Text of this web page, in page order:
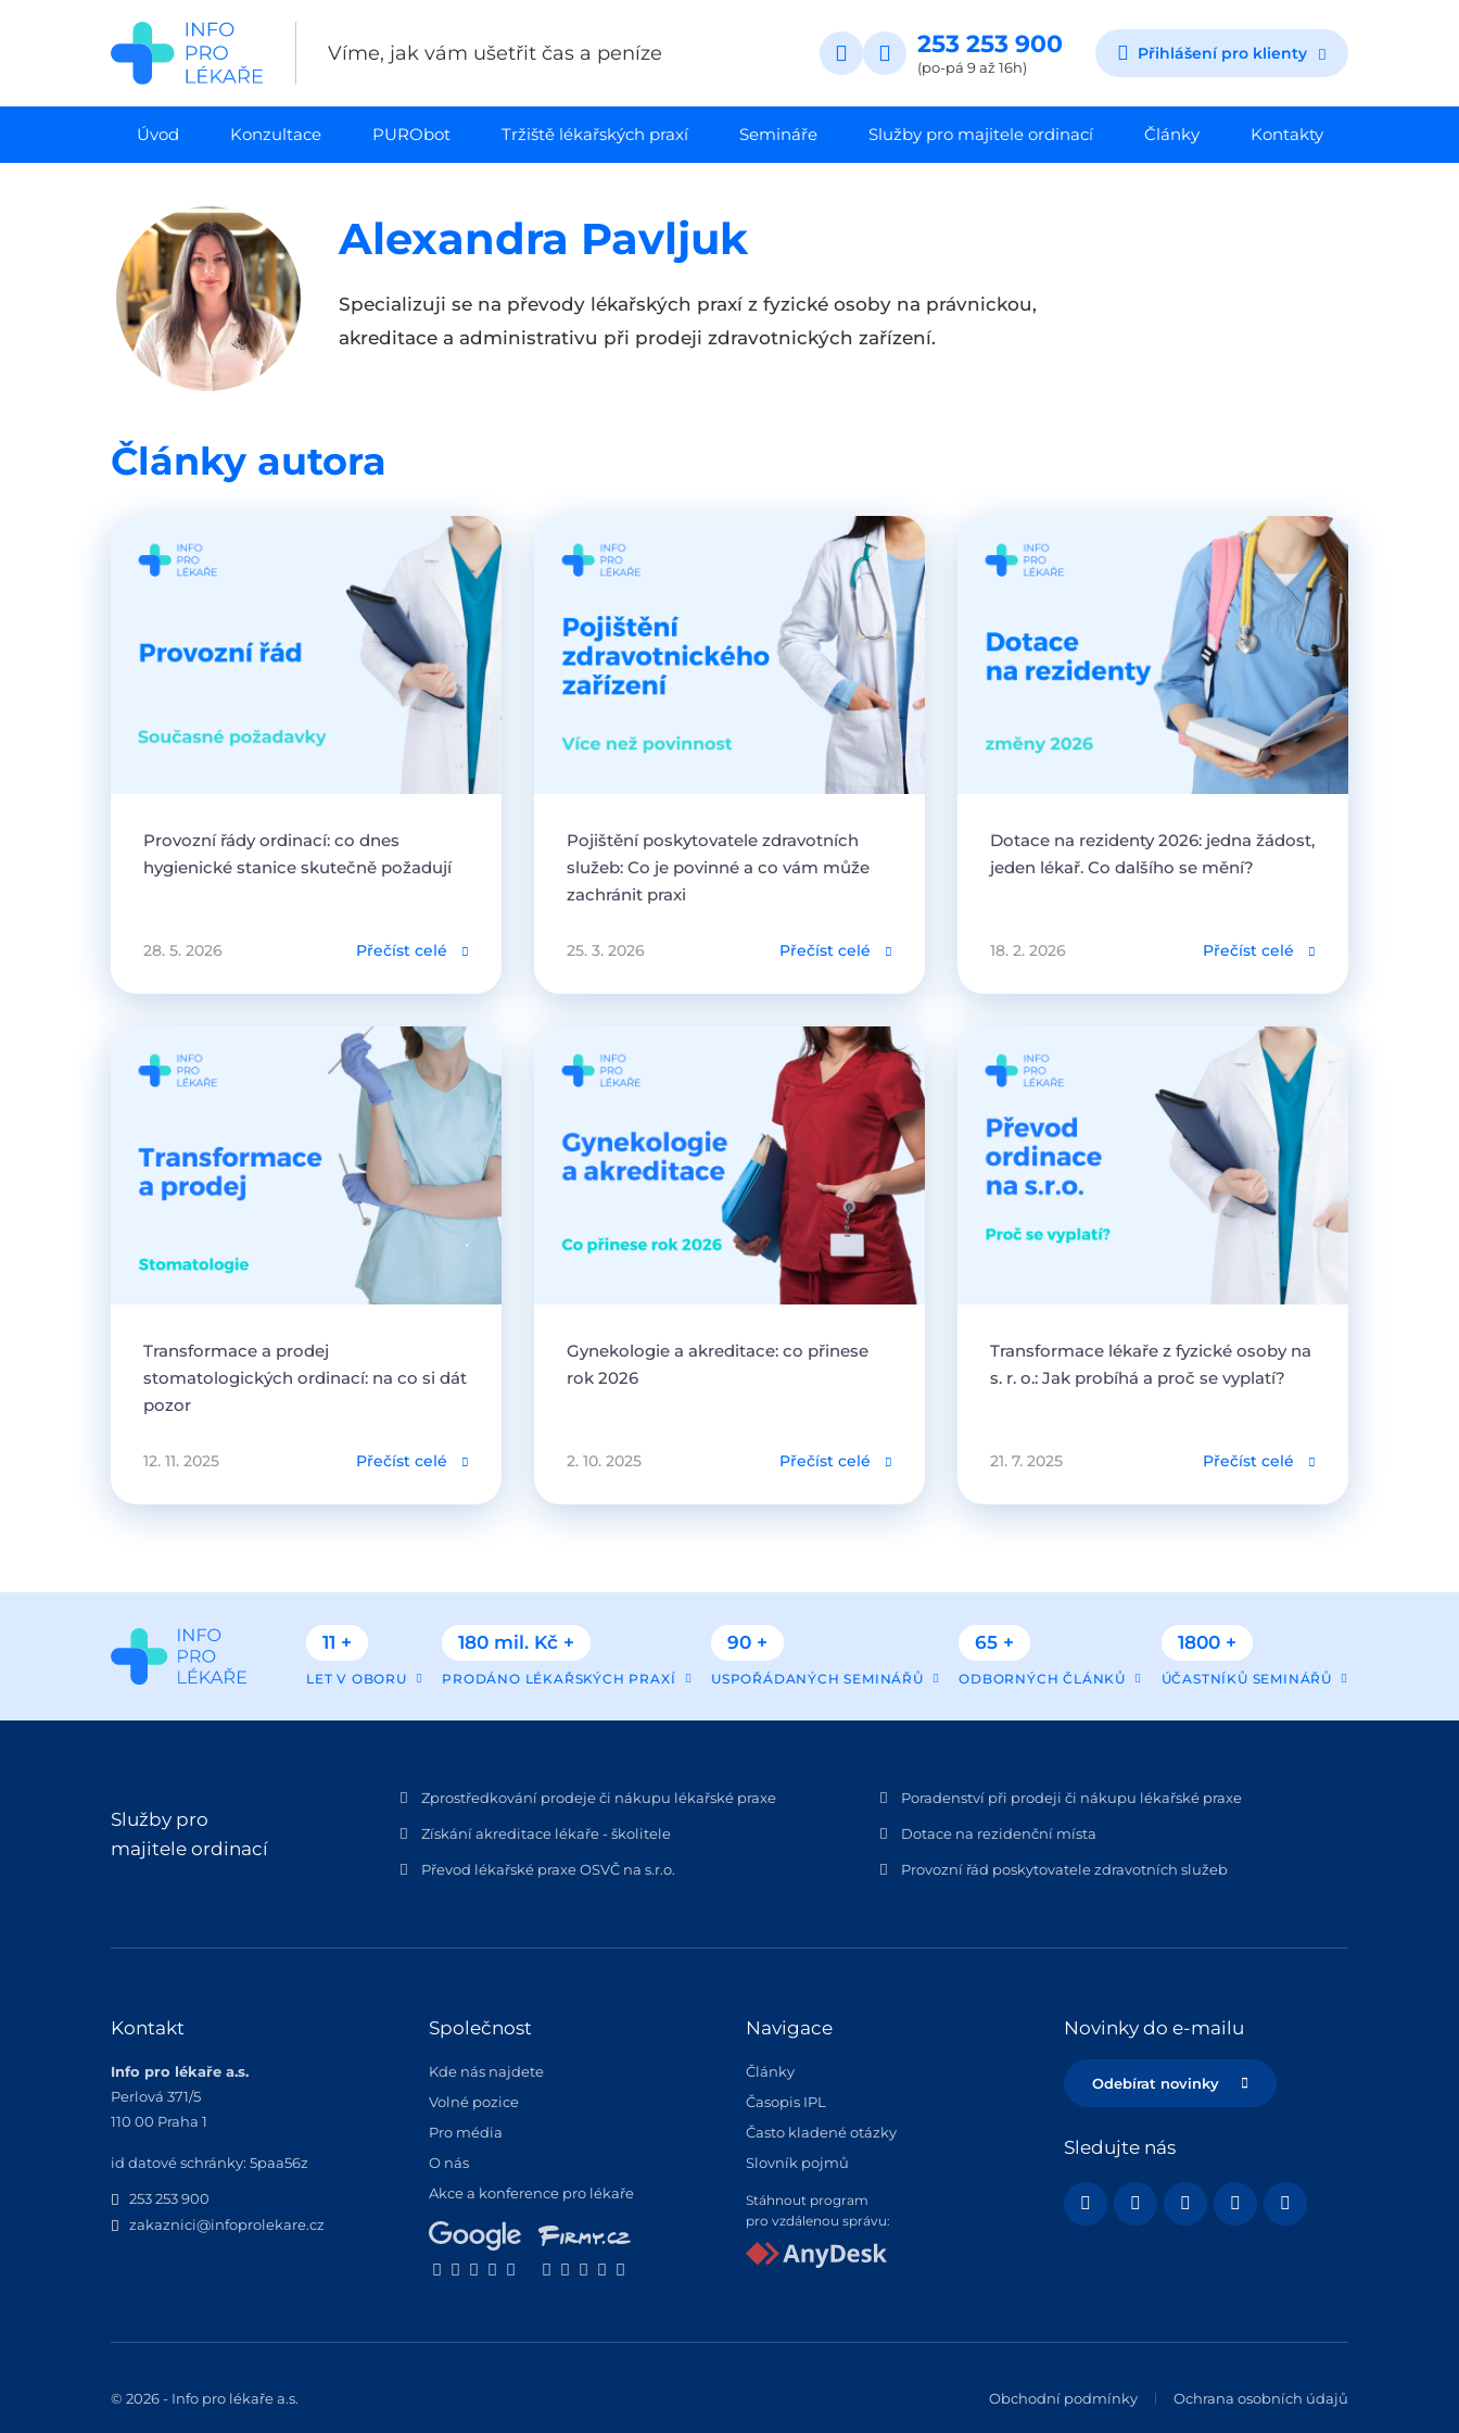
Víme, jak vám ušetřit čas a peníze 253 253 900
(po-pá 9 až 16h)
Přihlášení pro klienty
Úvod Konzultace PURObot Tržiště lékařských praxí Semináře Služby pro majitele ordinací Články Kontakty
Alexandra Pavljuk
Specializuji se na převody lékařských praxí z fyzické osoby na právnickou,
akreditace a administrativu při prodeji zdravotnických zařízení.
Články autora
Provozní řády ordinací: co dnes
hygienické stanice skutečně požadují
28. 5. 2026 Přečíst celé
Pojištění poskytovatele zdravotních
služeb: Co je povinné a co vám může
zachránit praxi
25. 3. 2026 Přečíst celé
Dotace na rezidenty 2026: jedna žádost,
jeden lékař. Co dalšího se mění?
18. 2. 2026 Přečíst celé
Transformace a prodej
stomatologických ordinací: na co si dát
pozor
12. 11. 2025 Přečíst celé
Gynekologie a akreditace: co přinese
rok 2026
2. 10. 2025 Přečíst celé
Transformace lékaře z fyzické osoby na
s. r. o.: Jak probíhá a proč se vyplatí?
21. 7. 2025 Přečíst celé
11 +
LET V OBORU
180 mil. Kč +
PRODÁNO LÉKAŘSKÝCH PRAXÍ
90 +
USPOŘÁDANÝCH SEMINÁŘŮ
65 +
ODBORNÝCH ČLÁNKŮ
1800 +
ÚČASTNÍKŮ SEMINÁŘŮ
Služby pro
majitele ordinací
Zprostředkování prodeje či nákupu lékařské praxe Poradenství při prodeji či nákupu lékařské praxe
Získání akreditace lékaře - školitele Dotace na rezidenční místa
Převod lékařské praxe OSVČ na s.r.o. Provozní řád poskytovatele zdravotních služeb
Kontakt
Info pro lékaře a.s.
Perlová 371/5
110 00 Praha 1
id datové schránky: 5paa56z
253 253 900
zakaznici@infoprolekare.cz
Společnost
Kde nás najdete
Volné pozice
Pro média
O nás
Akce a konference pro lékaře
Navigace
Články
Časopis IPL
Často kladené otázky
Slovník pojmů
Stáhnout program
pro vzdálenou správu:
Novinky do e-mailu
Odebírat novinky
Sledujte nás
© 2026 - Info pro lékaře a.s. Obchodní podmínky Ochrana osobních údajů